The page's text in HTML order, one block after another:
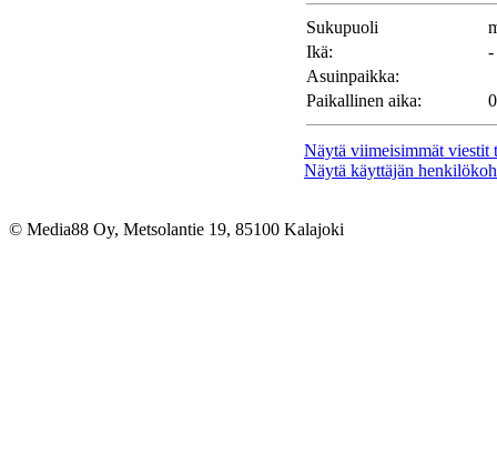
Sukupuoli
Ikä:
-
Asuinpaikka:
Paikallinen aika:
Näytä viimeisimmät viestit
Näytä käyttäjän
© Media88 Oy, Metsolantie 19, 85100 Kalajoki